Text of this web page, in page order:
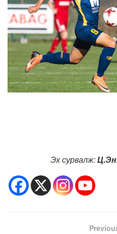
Эх сурвалж: